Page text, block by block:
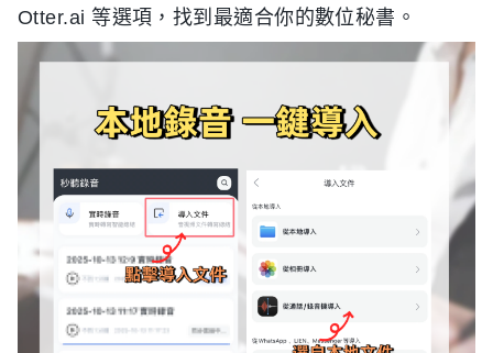
Otter.ai 等選項，找到最適合你的數位秘書。